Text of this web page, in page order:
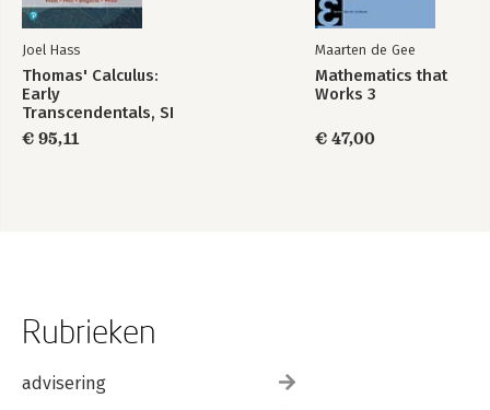
Joel Hass
Thomas' Calculus:
Early
Transcendentals, SI
Units
€ 95,11
Maarten de Gee
Mathematics that
Works 3
€ 47,00
Rubrieken
advisering